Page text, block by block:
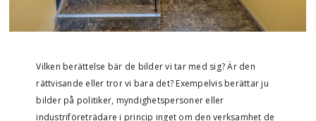
Vilken berättelse bär de bilder vi tar med sig? Är den
rättvisande eller tror vi bara det? Exempelvis berättar ju
bilder på politiker, myndighetspersoner eller
industriföreträdare i princip inget om den verksamhet de